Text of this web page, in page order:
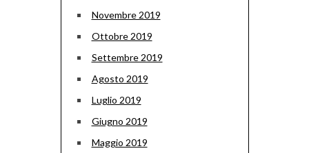
Novembre 2019
Ottobre 2019
Settembre 2019
Agosto 2019
Luglio 2019
Giugno 2019
Maggio 2019